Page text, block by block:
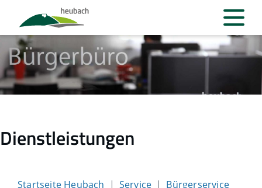
Dienstleistungen
Startseite Heubach Service
Bürgerservice